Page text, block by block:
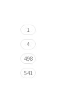
1
4
498
541